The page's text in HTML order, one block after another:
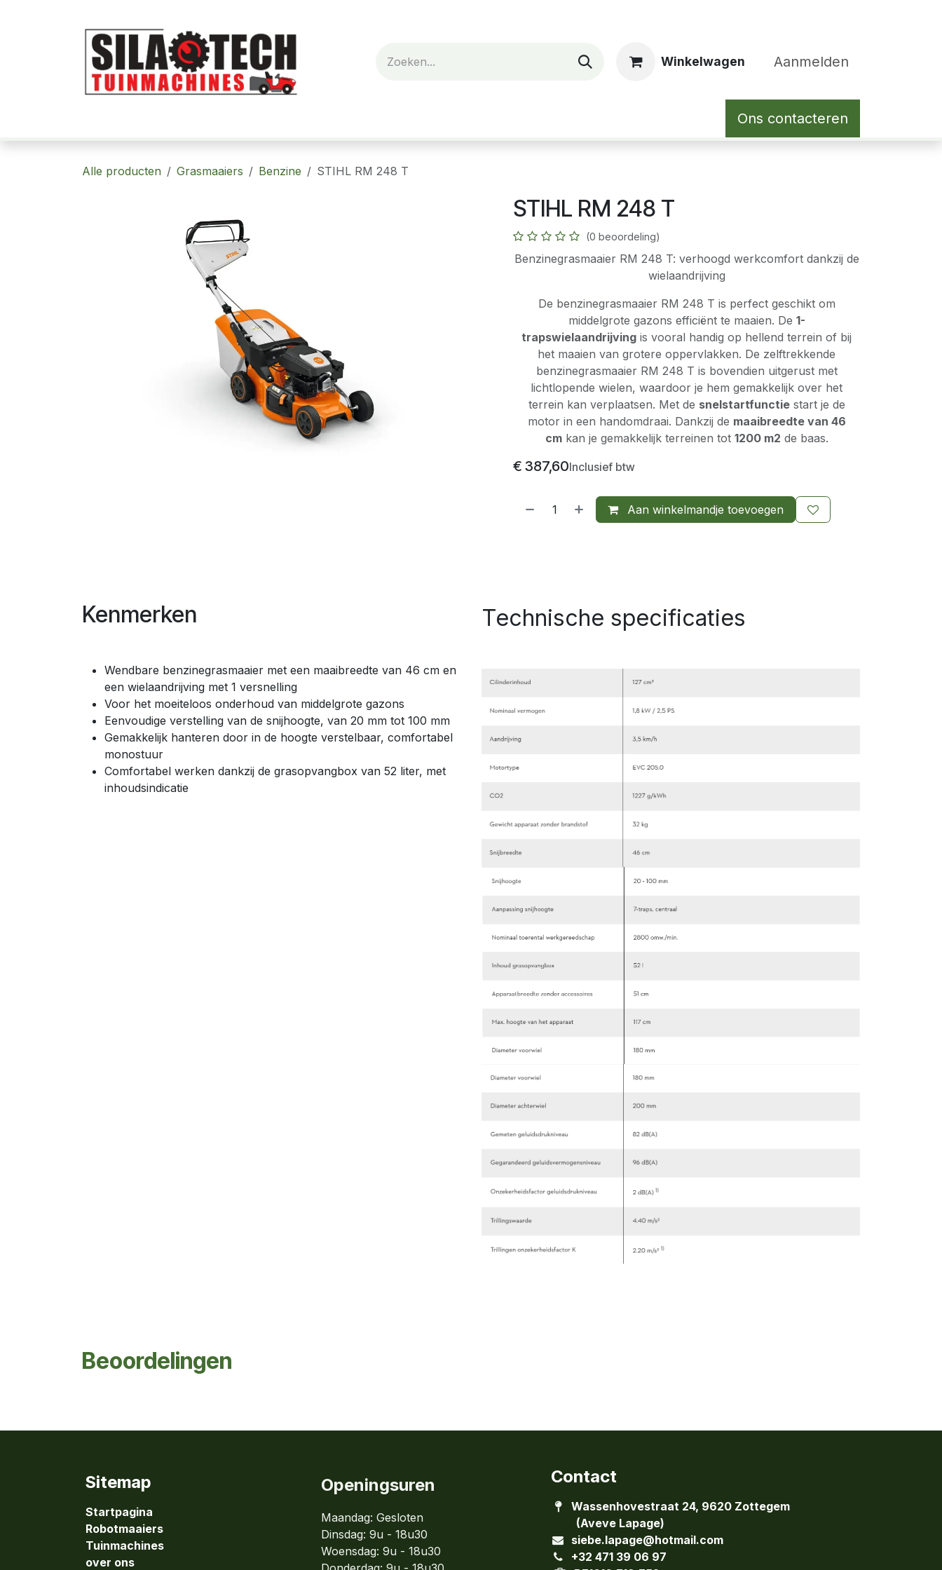
Winkelwagen Aanmelden
Ons contacteren
Alle producten Grasmaaiers Benzine STIHL RM 248 T
STIHL RM 248 T
(0 beoordeling)
Benzinegrasmaaier RM 248 T: verhoogd werkcomfort dankzij de
wielaandrijving
De benzinegrasmaaier RM 248 T is perfect geschikt om
middelgrote gazons efficiënt te maaien. De 1-
trapswielaandrijving is vooral handig op hellend terrein of bij
het maaien van grotere oppervlakken. De zelftrekkende
benzinegrasmaaier RM 248 T is bovendien uitgerust met
lichtlopende wielen, waardoor je hem gemakkelijk over het
terrein kan verplaatsen. Met de snelstartfunctiestart je de
motor in een handomdraai. Dankzij de maaibreedte van 46
cmkan je gemakkelijk terreinen tot 1200 m2 de baas.
€ 387,60Inclusief btw
Aan winkelmandje toevoegen
Kenmerken
Wendbare benzinegrasmaaier met een maaibreedte van 46 cm en
een wielaandrijving met 1 versnelling
Voor het moeiteloos onderhoud van middelgrote gazons
Eenvoudige verstelling van de snijhoogte, van 20 mm tot 100 mm
Gemakkelijk hanteren door in de hoogte verstelbaar, comfortabel
monostuur
Comfortabel werken dankzij de grasopvangbox van 52 liter, met
inhoudsindicatie
Technische specificaties
Beoordelingen
Sitemap
Startpagina
Robotmaaiers
Tuinmachines
over ons
Contact
Wassenhovestraat 24, 9620 Zottegem
(Aveve Lapage)
siebe.lapage@hotmail.com
+32 471 39 06 97
Openingsuren
Maandag: Gesloten
Dinsdag: 9u - 18u30
Woensdag: 9u - 18u30